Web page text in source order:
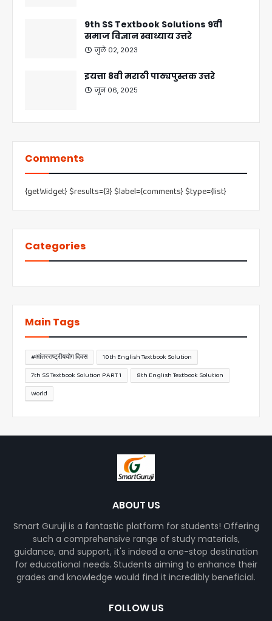
9th SS Textbook Solutions 9वी
समाज विज्ञान स्वाध्याय उत्तरे
जुलै ०२, २०२३
इयत्ता 8वी मराठी पाठ्यपुस्तक उत्तरे
जून ०६, २०२५
Comments
{getWidget} $results={3} $label={comments} $type={list}
Categories
Main Tags
#आंतरराष्ट्रीययोग दिवस
10th English Textbook Solution
7th SS Textbook Solution PART 1
8th English Textbook Solution
World
ABOUT US
Smart Guruji is a fantastic platform for students! Offering
such a comprehensive range of study materials,
guidance, and support, it's indeed a one-stop destination
for educational needs. Students aiming to enhance their
grades and knowledge would find it incredibly beneficial.
FOLLOW US